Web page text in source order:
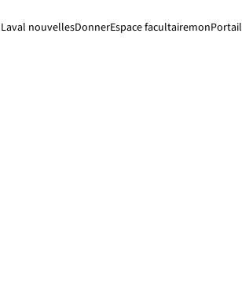
nouvellesDonnerEspace facultairemonPortail